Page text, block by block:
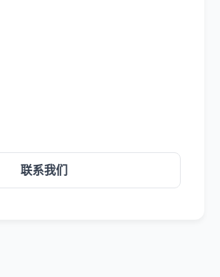
联系我们